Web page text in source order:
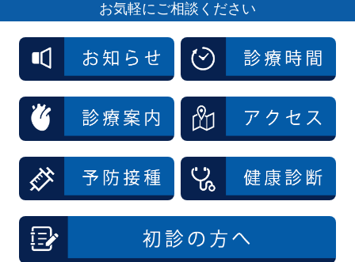
お気軽にご相談ください